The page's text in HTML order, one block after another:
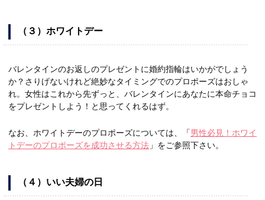
（３）ホワイトデー
バレンタインのお返しのプレゼントに婚約指輪はいかがでしょう
か？さりげないけれど絶妙なタイミングでのプロポーズはおしゃ
れ。女性はこれから先ずっと、バレンタインにあなたに本命チョコ
をプレゼントしよう！と思ってくれるはず。
なお、ホワイトデーのプロポーズについては、「男性必見！ホワイ
トデーのプロポーズを成功させる方法 」をご参照下さい。
（４）いい夫婦の日